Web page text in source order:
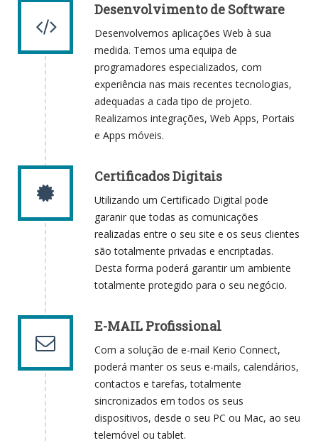
Desenvolvimento de Software
Desenvolvemos aplicações Web à sua
medida. Temos uma equipa de
programadores especializados, com
experiência nas mais recentes tecnologias,
adequadas a cada tipo de projeto.
Realizamos integrações, Web Apps, Portais
e Apps móveis.
Certificados Digitais
Utilizando um Certificado Digital pode
garanir que todas as comunicações
realizadas entre o seu site e os seus clientes
são totalmente privadas e encriptadas.
Desta forma poderá garantir um ambiente
totalmente protegido para o seu negócio.
E-MAIL Profissional
Com a solução de e-mail Kerio Connect,
poderá manter os seus e-mails, calendários,
contactos e tarefas, totalmente
sincronizados em todos os seus
dispositivos, desde o seu PC ou Mac, ao seu
telemóvel ou tablet.